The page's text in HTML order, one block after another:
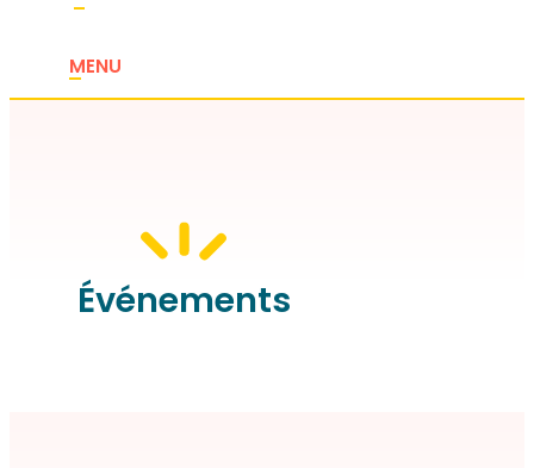
MENU
Événements